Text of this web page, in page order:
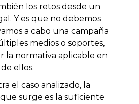
los retos desde un
Y es que no debemos
a cabo una campaña
medios o soportes,
la normativa aplicable en
ellos.
el caso analizado, la
surge es la suficiente